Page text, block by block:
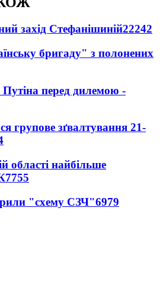
захід Стефанішиній22242
бригаду" з полонених
Путіна перед дилемою -
групове зґвалтування 21-
області найбільше
7755
"схему СЗЧ"6979